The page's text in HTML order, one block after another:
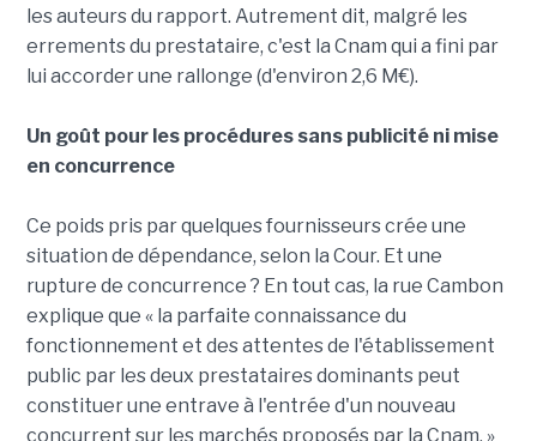
les auteurs du rapport. Autrement dit, malgré les
errements du prestataire, c'est la Cnam qui a fini par
lui accorder une rallonge (d'environ 2,6 M€).
Un goût pour les procédures sans publicité ni mise
en concurrence
Ce poids pris par quelques fournisseurs crée une
situation de dépendance, selon la Cour. Et une
rupture de concurrence ? En tout cas, la rue Cambon
explique que « la parfaite connaissance du
fonctionnement et des attentes de l'établissement
public par les deux prestataires dominants peut
constituer une entrave à l'entrée d'un nouveau
concurrent sur les marchés proposés par la Cnam. »